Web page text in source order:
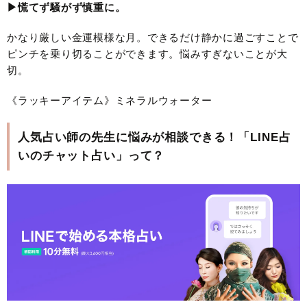
▶︎慌てず騒がず慎重に。
かなり厳しい金運模様な月。できるだけ静かに過ごすことで
ピンチを乗り切ることができます。悩みすぎないことが大
切。
《ラッキーアイテム》ミネラルウォーター
人気占い師の先生に悩みが相談できる！「LINE占
いのチャット占い」って？